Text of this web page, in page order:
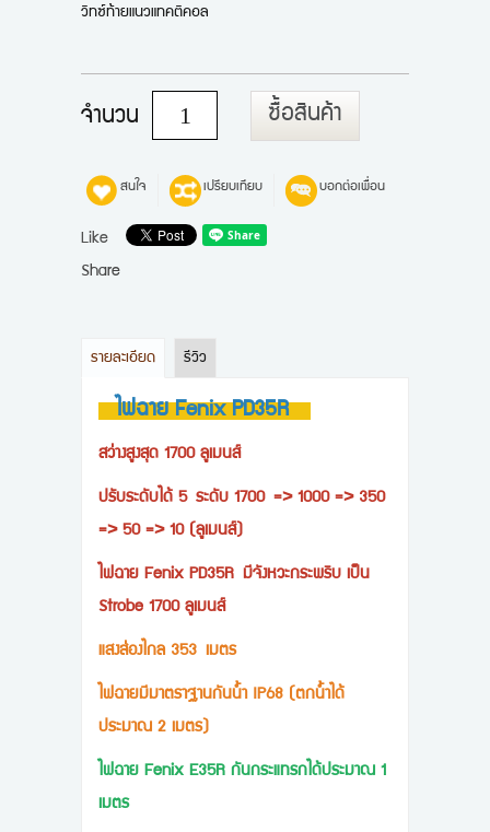
วิทซ์ท้ายแนวแทคติคอล
จำนวน ซื้อสินค้า
สนใจ เปรียบเทียบ บอกต่อเพื่อน
Like
Share
รายละเอียด รีวิว
ไฟฉาย Fenix PD35R
สว่างสูงสุด 1700 ลูเมนส์
ปรับระดับได้ 5 ระดับ 1700 => 1000 => 350
=> 50 => 10 (ลูเมนส์)
ไฟฉาย Fenix PD35R มีจังหวะกระพริบ เป็น
Strobe 1700 ลูเมนส์
แสงส่องไกล 353 เมตร
ไฟฉายมีมาตราฐานกันน้ำ IP68 (ตกน้ำได้
ประมาณ 2 เมตร)
ไฟฉาย Fenix E35R กันกระแทรกได้ประมาณ 1
เมตร